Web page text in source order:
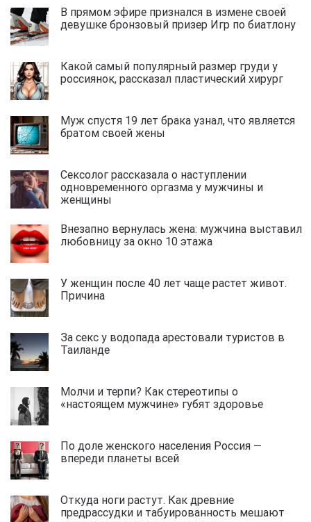
В прямом эфире признался в измене своей
девушке бронзовый призер Игр по биатлону
Какой самый популярный размер груди у
россиянок, рассказал пластический хирург
Муж спустя 19 лет брака узнал, что является
братом своей жены
Сексолог рассказала о наступлении
одновременного оргазма у мужчины и
женщины
Внезапно вернулась жена: мужчина выставил
любовницу за окно 10 этажа
У женщин после 40 лет чаще растет живот.
Причина
За секс у водопада арестовали туристов в
Таиланде
Молчи и терпи? Как стереотипы о
«настоящем мужчине» губят здоровье
По доле женского населения Россия —
впереди планеты всей
Откуда ноги растут. Как древние
предрассудки и табуированность мешают